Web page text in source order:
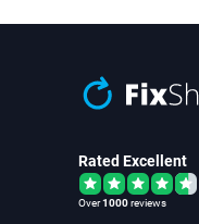
Rated Excellent
Over1000reviews